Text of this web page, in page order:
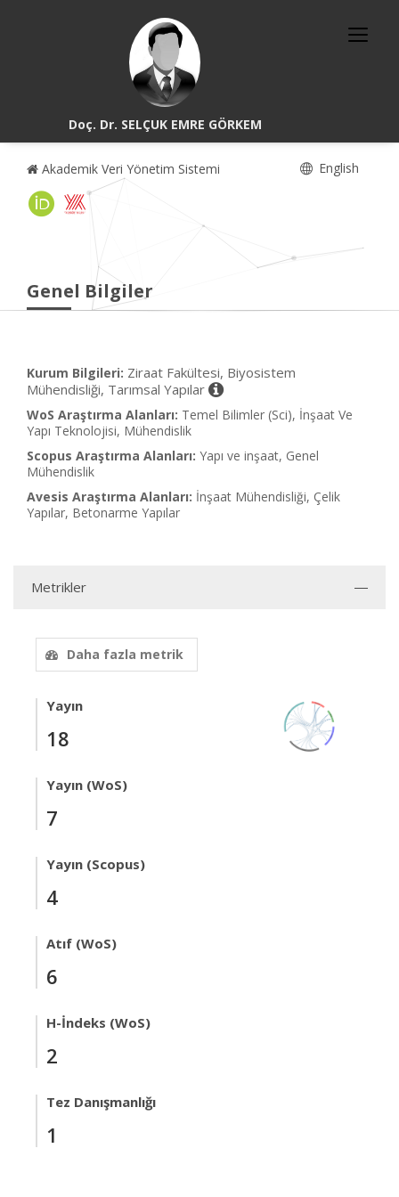
Doç. Dr. SELÇUK EMRE GÖRKEM
Akademik Veri Yönetim Sistemi English
Genel Bilgiler
Kurum Bilgileri: Ziraat Fakültesi, Biyosistem
Mühendisliği, Tarımsal Yapılar
WoS Araştırma Alanları: Temel Bilimler (Sci), İnşaat Ve
Yapı Teknolojisi, Mühendislik
Scopus Araştırma Alanları: Yapı ve inşaat, Genel
Mühendislik
Avesis Araştırma Alanları: İnşaat Mühendisliği, Çelik
Yapılar, Betonarme Yapılar
Metrikler
Daha fazla metrik
Yayın
18
Yayın (WoS)
7
Yayın (Scopus)
4
Atıf (WoS)
6
H-İndeks (WoS)
2
Tez Danışmanlığı
1